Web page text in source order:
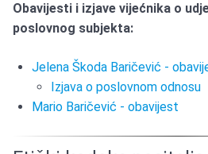
Obavijesti i izjave vijećnika o
poslovnog subjekta:
Jelena Škoda Baričević -
Izjava o poslovnom odnosu
Mario Baričević - obavijest